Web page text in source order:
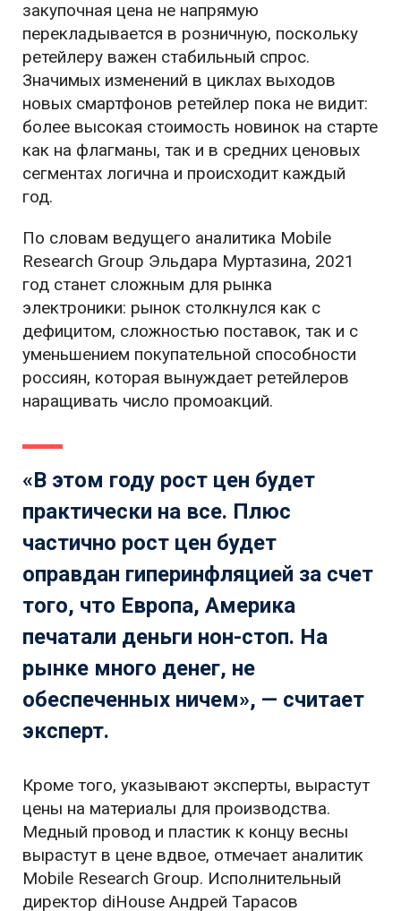
закупочная цена не напрямую
перекладывается в розничную, поскольку
ретейлеру важен стабильный спрос.
Значимых изменений в циклах выходов
новых смартфонов ретейлер пока не видит:
более высокая стоимость новинок на старте
как на флагманы, так и в средних ценовых
сегментах логична и происходит каждый
год.
По словам ведущего аналитика Mobile
Research Group Эльдара Муртазина, 2021
год станет сложным для рынка
электроники: рынок столкнулся как с
дефицитом, сложностью поставок, так и с
уменьшением покупательной способности
россиян, которая вынуждает ретейлеров
наращивать число промоакций.
«В этом году рост цен будет
практически на все. Плюс
частично рост цен будет
оправдан гиперинфляцией за счет
того, что Европа, Америка
печатали деньги нон-стоп. На
рынке много денег, не
обеспеченных ничем», — считает
эксперт.
Кроме того, указывают эксперты, вырастут
цены на материалы для производства.
Медный провод и пластик к концу весны
вырастут в цене вдвое, отмечает аналитик
Mobile Research Group. Исполнительный
директор diHouse Андрей Тарасов